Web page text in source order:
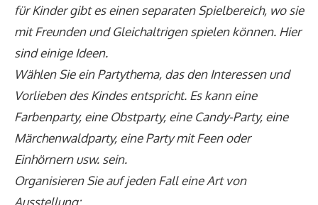
für Kinder gibt es einen separaten Spielbereich, wo sie
mit Freunden und Gleichaltrigen spielen können. Hier
sind einige Ideen.
Wählen Sie ein Partythema, das den Interessen und
Vorlieben des Kindes entspricht. Es kann eine
Farbenparty, eine Obstparty, eine Candy-Party, eine
Märchenwaldparty, eine Party mit Feen oder
Einhörnern usw. sein.
Organisieren Sie auf jeden Fall eine Art von
Ausstellung: